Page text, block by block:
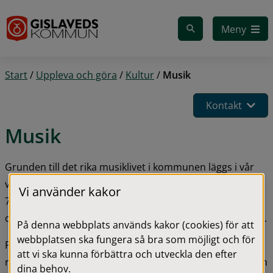
Meny
Start/ Uppleva och göra / Kultur/ Musik
Kontakt
Musik
Grunden till det rika musiklivet i kommunen läggs i vår
väl utbyggda musikskola.
750 elever i olika åldrar och ger alla barn från årskurs 3
och uppåt möjlighet att sjunga eller spela ett instrument.
På Kulturplatån i Glashuset Gislaved kan du boka
replokaler, dj-rum, musik- och filmstudio för att testa och
Vi använder kakor
På denna webbplats används kakor (cookies) för att
webbplatsen ska fungera så bra som möjligt och för
att vi ska kunna förbättra och utveckla den efter
dina behov.